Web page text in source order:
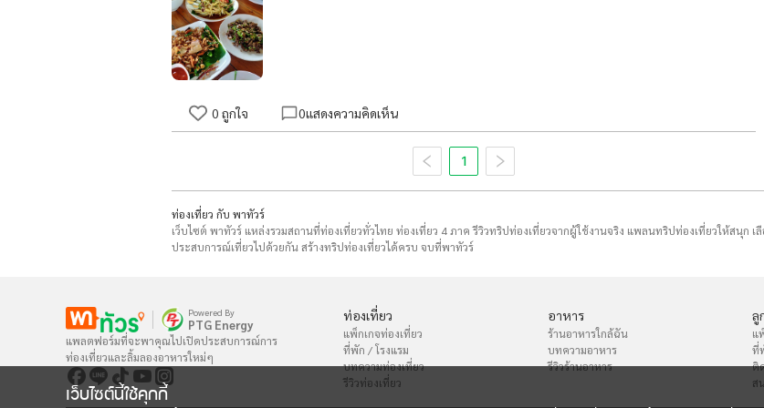
เว็บไซต์นี้ใช้คุกกี้
0 ถูกใจ 0แสดงความคิดเห็น
1
ท่องเที่ยว กับ พาทัวร์
เว็บไซต์ พาทัวร์ แหล่งรวมสถานที่ท่องเที่ยวทั่วไทย ท่องเที่ยว 4 ภาค รีวิวทริปท่องเที่ยวจากผู้ใช้งานจริง แพลนทริปท่องเที่ยวให้สนุก เ
ประสบการณ์เที่ยวไปด้วยกัน สร้างทริปท่องเที่ยวได้ครบ จบที่พาทัวร์
Powered By
PTG Energy
แพลตฟอร์มที่จะพาคุณไปเปิดประสบการณ์การ
ท่องเที่ยวและลิ้มลองอาหารใหม่ๆ
ท่องเที่ยว
แพ็กเกจท่องเที่ยว
ที่พัก / โรงแรม
บทความท่องเที่ยว
รีวิวท่องเที่ยว
อาหาร
ร้านอาหารใกล้ฉัน
บทความอาหาร
รีวิวร้านอาหาร
ลู
แ
ที่
ติ
ส